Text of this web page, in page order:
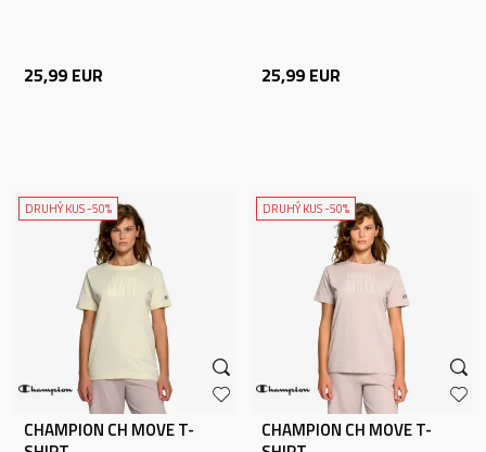
25,99 EUR 25,99 EUR
DRUHÝ KUS -50%
CHAMPION CH MOVE T-
DRUHÝ KUS -50%
CHAMPION CH MOVE T-